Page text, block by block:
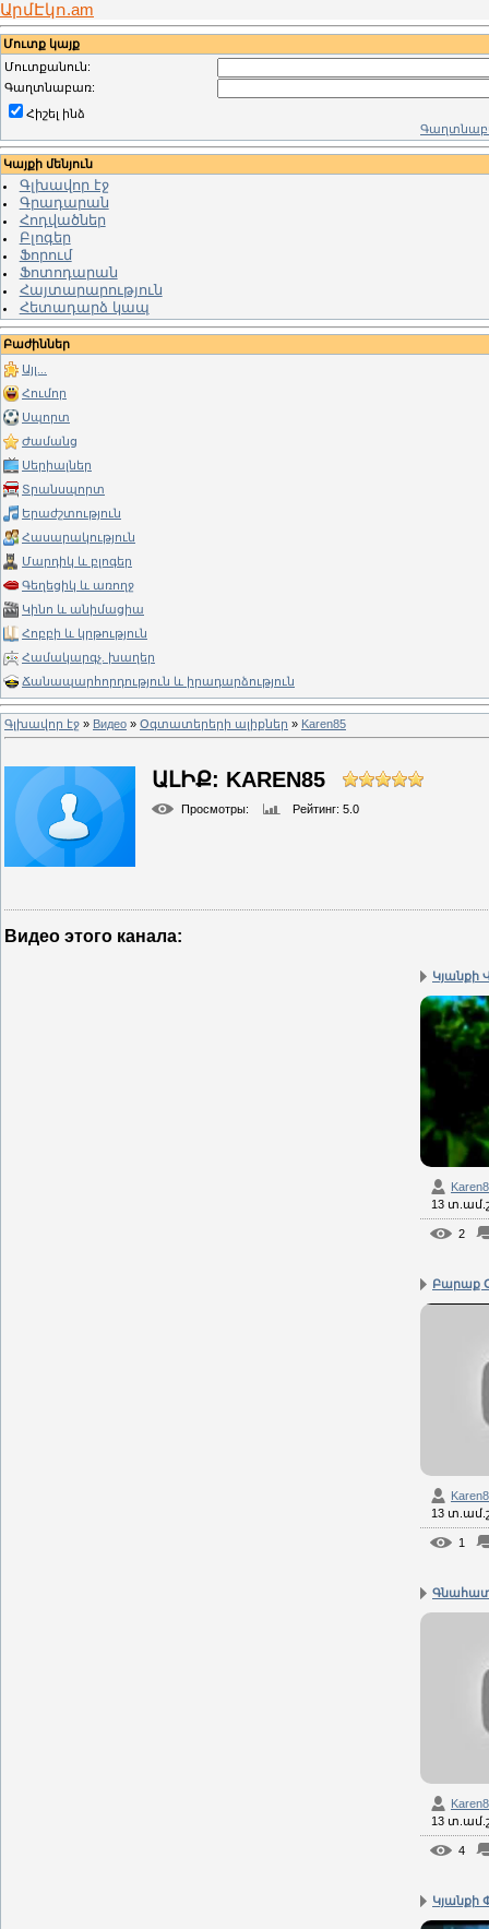
ԱրմԷկո.am
Մուտք կայք
Մուտքանուն:
Գաղտնաբառ:
Հիշել ինձ
Կայքի մենյուն
Գլխավոր էջ
Գրադարան
Հոդվածներ
Բլոգեր
Ֆորում
Ֆոտոդարան
Հայտարարություն
Հետադարձ կապ
Բաժիններ
Այլ...
Հումոր
Սպորտ
Ժամանց
Սերիալներ
Տրանսպորտ
Երաժշտություն
Հասարակություն
Մարդիկ և բլոգեր
Գեղեցիկ և առողջ
Կինո և անիմացիա
Հոբբի և կրթություն
Համակարգչ. խաղեր
Ճանապարհորդություն և իրադարձություն
Գլխավոր էջ » Видео » Օգտատերերի ալիքներ » Karen85
ԱԼԻՔ: KAREN85
Просмотры: Рейтинг: 5.0
Видео этого канала:
Կյանքի
13
2
Բարաք
13
1
13
4
Կյանքի